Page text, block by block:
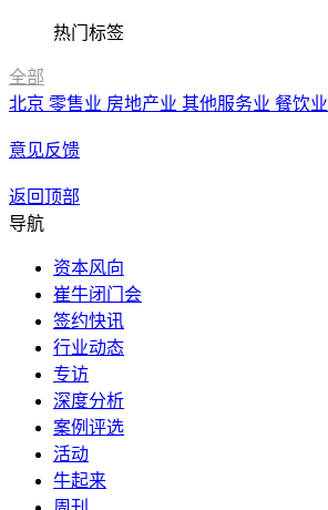
热门标签
全部
北京 零售业 房地产业 其他服务业 餐饮业
意见反馈
返回顶部
导航
资本风向
崔牛闭门会
签约快讯
行业动态
专访
深度分析
案例评选
活动
牛起来